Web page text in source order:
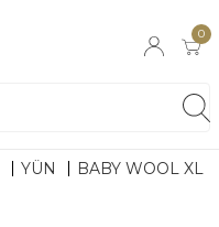
0
YÜN
BABY WOOL XL